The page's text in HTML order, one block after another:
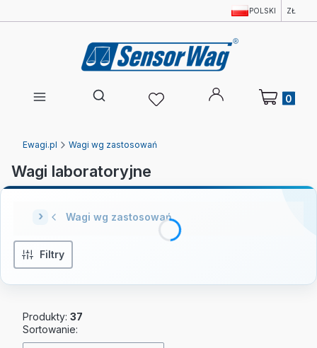
POLSKI ZŁ
Otwórz wyszukiwarkę
Produkty w
Ewagi.pl Wagi wg zastosowań
Wagi laboratoryjne
Wagi wg zastosowań
Filtry
Produkty: 37
Lista produktów
Sortowanie: